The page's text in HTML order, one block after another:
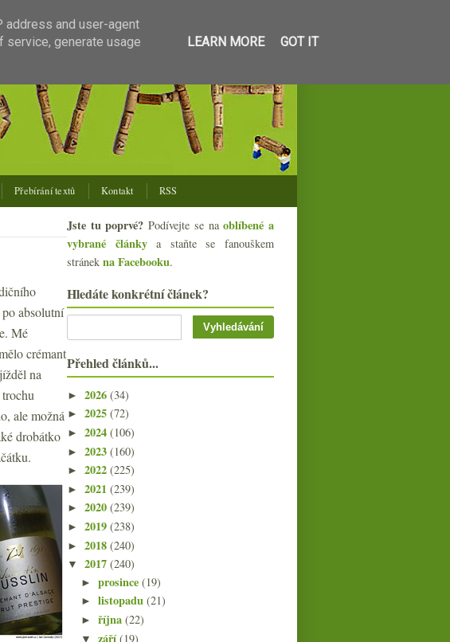
Přebírání textů Kontakt RSS
absolutní
Mé
crémant
na
ale možná
drobátko
Jste tu poprvé? Podívejte se naoblíbené a
vybrané článkya staňte se fanouškem
stránek na Facebooku.
Hledáte konkrétní článek?
Přehled článků...
► 2026 (34)
► 2025 (72)
► 2024 (106)
► 2023 (160)
► 2022 (225)
► 2021 (239)
► 2020 (239)
► 2019 (238)
► 2018 (240)
▼ 2017 (240)
►prosince(19)
►listopadu(21)
►října(22)
▼září(19)
and user-agent
service, generate usage
LEARN MORE GOT IT